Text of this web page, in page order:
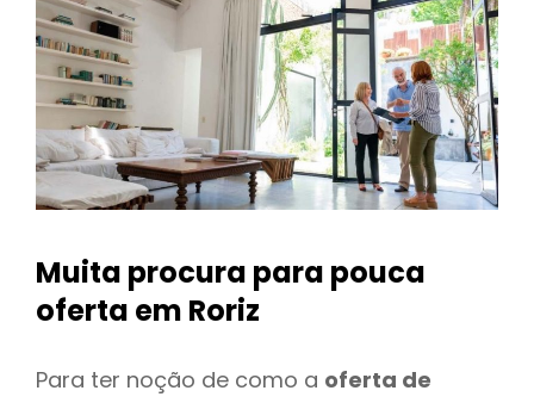
Muita procura para pouca
oferta em Roriz
Para ter noção de como a oferta de